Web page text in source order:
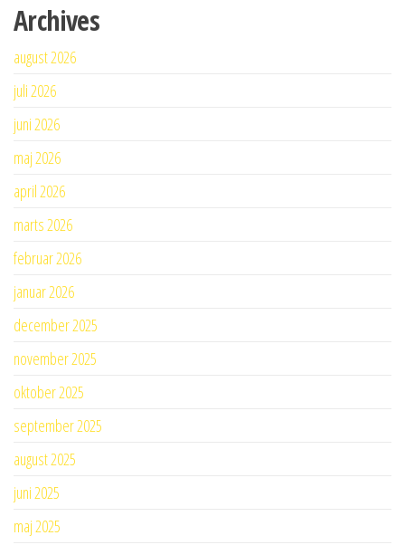
Archives
august 2026
juli 2026
juni 2026
maj 2026
april 2026
marts 2026
februar 2026
januar 2026
december 2025
november 2025
oktober 2025
september 2025
august 2025
juni 2025
maj 2025